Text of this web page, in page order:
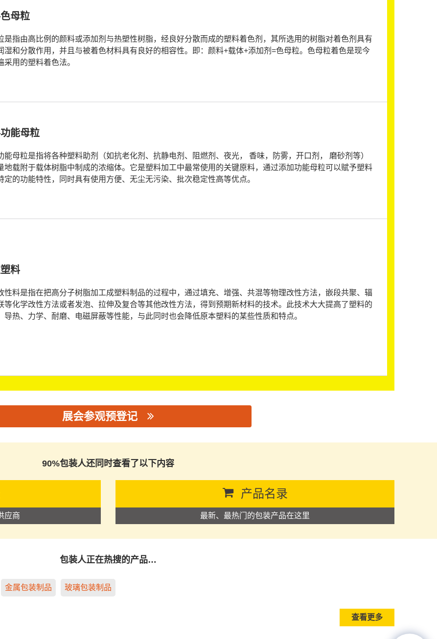
母粒
是指由高比例的颜料或添加剂与热塑性树脂，经良好分散而成的塑料着色剂，其所选用的树脂对着色剂具有
湿和分散作用，并且与被着色材料具有良好的相容性。即：颜料+载体+添加剂=色母粒。色母粒着色是现今
采用的塑料着色法。
能母粒
能母粒是指将各种塑料助剂（如抗老化剂、抗静电剂、阻燃剂、夜光， 香味，防雾，开口剂， 磨砂剂等）
地载附于载体树脂中制成的浓缩体。它是塑料加工中最常使用的关键原料，通过添加功能母粒可以赋予塑料
定的功能特性，同时具有使用方便、无尘无污染、批次稳定性高等优点。
料
性料是指在把高分子树脂加工成塑料制品的过程中，通过填充、增强、共混等物理改性方法，嵌段共聚、辐
等化学改性方法或者发泡、拉伸及复合等其他改性方法，得到预期新材料的技术。此技术大大提高了塑料的
导热、力学、耐磨、电磁屏蔽等性能，与此同时也会降低原本塑料的某些性质和特点。
展会参观预登记
90%包装人还同时查看了以下内容
应商
产品名录
最新、最热门的包装产品在这里
包装人正在热搜的产品…
金属包装制品 玻璃包装制品
查看更多